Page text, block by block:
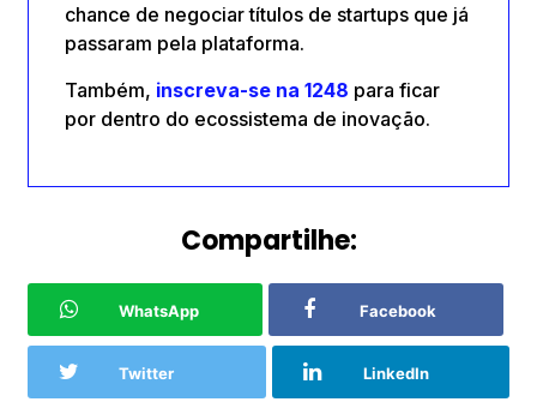
chance de negociar títulos de startups que já
passaram pela plataforma.
Também, inscreva-se na 1248 para ficar
por dentro do ecossistema de inovação.
Compartilhe:
WhatsApp Facebook
Twitter LinkedIn